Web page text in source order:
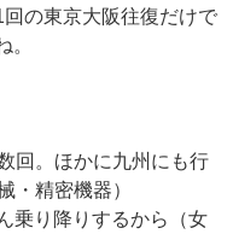
の東京大阪往復だけで
。
回。ほかに九州にも行
・精密機器）
乗り降りするから（女